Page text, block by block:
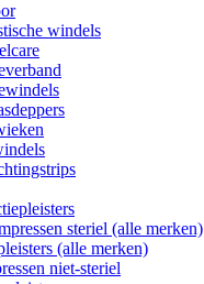
windels
steriel (alle merken)
(alle merken)
niet-steriel